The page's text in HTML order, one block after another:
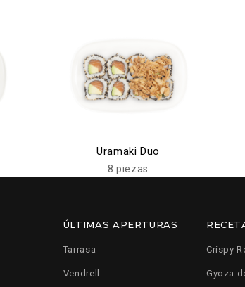
Uramaki Duo
8 piezas
ÚLTIMAS APERTURAS
Tarrasa
Vendrell
Crispy
Gyoza